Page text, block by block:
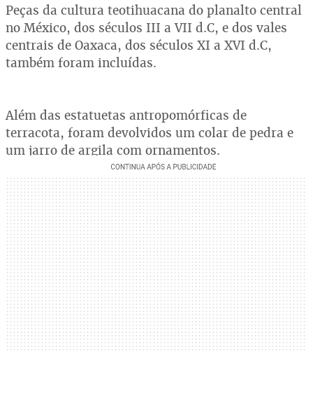
Peças da cultura teotihuacana do planalto central
no México, dos séculos III a VII d.C, e dos vales
centrais de Oaxaca, dos séculos XI a XVI d.C,
também foram incluídas.
Além das estatuetas antropomórficas de
terracota, foram devolvidos um colar de pedra e
um jarro de argila com ornamentos.